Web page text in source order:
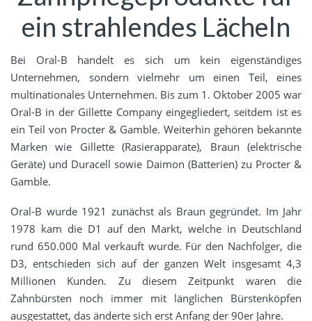
ein strahlendes Lächeln
Bei Oral-B handelt es sich um kein eigenständiges
Unternehmen, sondern vielmehr um einen Teil, eines
multinationales Unternehmen. Bis zum 1. Oktober 2005 war
Oral-B in der Gillette Company eingegliedert, seitdem ist es
ein Teil von Procter & Gamble. Weiterhin gehören bekannte
Marken wie Gillette (Rasierapparate), Braun (elektrische
Geräte) und Duracell sowie Daimon (Batterien) zu Procter &
Gamble.
Oral-B wurde 1921 zunächst als Braun gegründet. Im Jahr
1978 kam die D1 auf den Markt, welche in Deutschland
rund 650.000 Mal verkauft wurde. Für den Nachfolger, die
D3, entschieden sich auf der ganzen Welt insgesamt 4,3
Millionen Kunden. Zu diesem Zeitpunkt waren die
Zahnbürsten noch immer mit länglichen Bürstenköpfen
ausgestattet, das änderte sich erst Anfang der 90er Jahre.